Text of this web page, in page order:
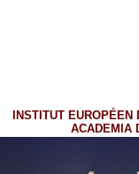
INSTITUT EUROPÉEN
ACADEMIA